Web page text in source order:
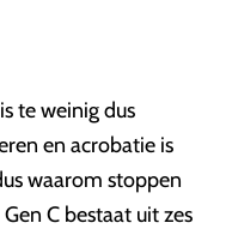
te weinig dus
en acrobatie is
waarom stoppen
C bestaat uit zes